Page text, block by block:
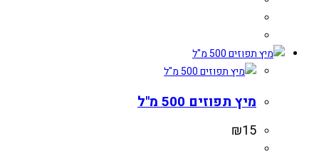
מיץ תפוזים 500 מ"ל
₪15